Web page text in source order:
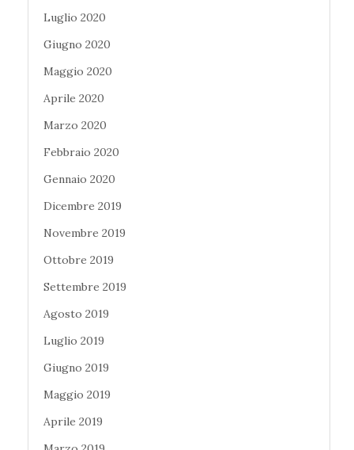
Luglio 2020
Giugno 2020
Maggio 2020
Aprile 2020
Marzo 2020
Febbraio 2020
Gennaio 2020
Dicembre 2019
Novembre 2019
Ottobre 2019
Settembre 2019
Agosto 2019
Luglio 2019
Giugno 2019
Maggio 2019
Aprile 2019